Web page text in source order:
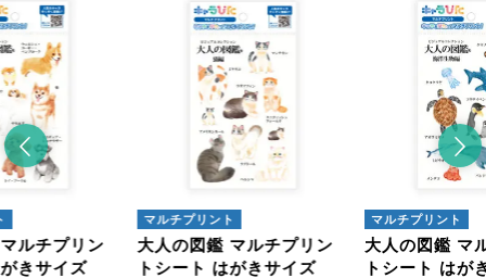
ルチプリン
きサイズ
マルチプリント
大人の図鑑 マルチプリン
トシート はがきサイズ
マルチプリント
大人の図鑑 マ
トシート はが